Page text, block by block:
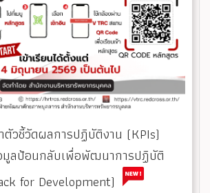
ตัวชี้วัดผลการปฏิบัติงาน (KPIs)
มูลป้อนกลับเพื่อพัฒนาการปฏิบัติ
for Development)